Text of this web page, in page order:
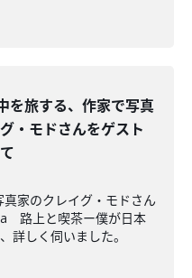
を旅する、作家で写真
・モドさんをゲスト
家のクレイグ・モドさん
路上と喫茶ー僕が日本
詳しく伺いました。